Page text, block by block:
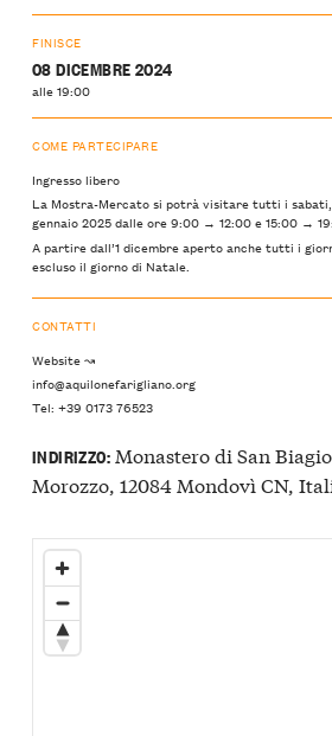
FINISCE
08 DICEMBRE 2024
alle 19:00
COME PARTECIPARE
Ingresso libero
La Mostra-Mercato si potrà visitare tutti i
gennaio 2025 dalle ore 9:00 → 12:00 e 15:00 →
A partire dall’1 dicembre aperto anche tutti i
escluso il giorno di Natale.
CONTATTI
Website ↝
info@aquilonefarigliano.org
Tel: +39 0173 76523
INDIRIZZO:Monastero di San
Morozzo, 12084 Mondovì CN,